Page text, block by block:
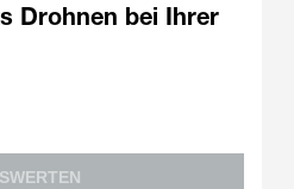
Drohnen bei Ihrer